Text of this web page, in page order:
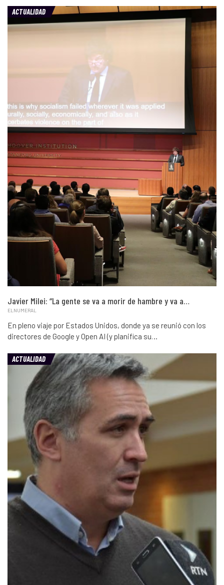
ACTUALIDAD
Javier Milei: “La gente se va a morir de hambre y va a…
ELNUMERAL
En pleno viaje por Estados Unidos, donde ya se reunió con los
directores de Google y Open AI (y planifica su…
ACTUALIDAD